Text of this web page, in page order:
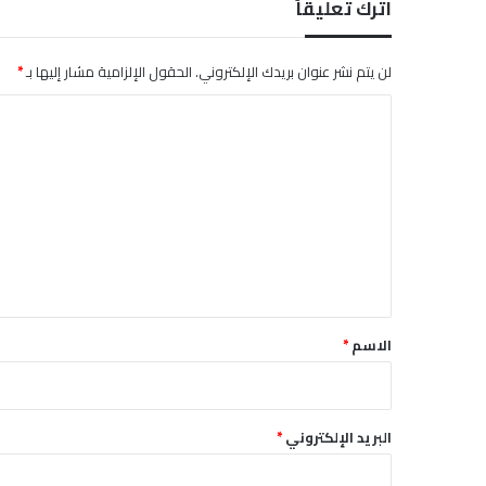
اترك تعليقاً
لن يتم نشر عنوان بريدك الإلكتروني.الحقول الإلزامية مشار إليها بـ*
*الاسم*
البريد الإلكتروني*